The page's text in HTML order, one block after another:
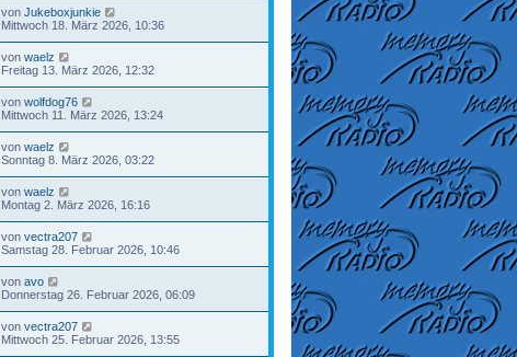
von Jukeboxjunkie
Mittwoch 18. März 2026, 10:36
von waelz
Freitag 13. März 2026, 12:32
von wolfdog76
Mittwoch 11. März 2026, 13:24
von waelz
Sonntag 8. März 2026, 03:22
von waelz
Montag 2. März 2026, 16:16
von vectra207
Samstag 28. Februar 2026, 10:46
von avo
Donnerstag 26. Februar 2026, 06:09
von vectra207
Mittwoch 25. Februar 2026, 13:55